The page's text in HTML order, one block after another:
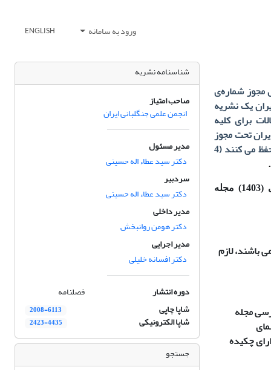
ورود به سامانه ENGLISH
اساس مجوز شماره‌ی
یک نشریه
برای کلیه
تحت مجوز
(4
براساس آخرین ارزیابی کمیسیون نشریات علمی وزارت علوم، تحقیقات و فناوری (1403) مجله
باشند، لازم
مجله
چکیده
شناسنامه نشریه
صاحب امتیاز
انجمن علمی جنگلبانی ایران
مدیر مسئول
دکتر سید عطاء اله حسینی
سردبیر
دکتر سید عطاء اله حسینی
مدیر داخلی
دکتر هومن روانبخش
مدیر اجرایی
دکتر افسانه خلیلی
دوره انتشار
فصلنامه
شاپا چاپی
2008-6113
شاپا الکترونیکی 2423-4435
جستجو